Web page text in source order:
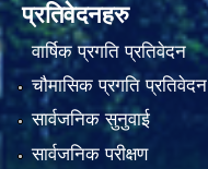
प्रतिवेदनहरु
वार्षिक प्रगति प्रतिवेदन
चौमासिक प्रगति प्रतिवेदन
सार्वजनिक सुनुवाई
सार्वजनिक परीक्षण